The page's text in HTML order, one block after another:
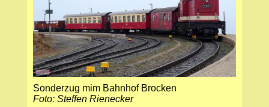
Sonderzug mim Bahnhof Brocken
Foto: Steffen Rienecker